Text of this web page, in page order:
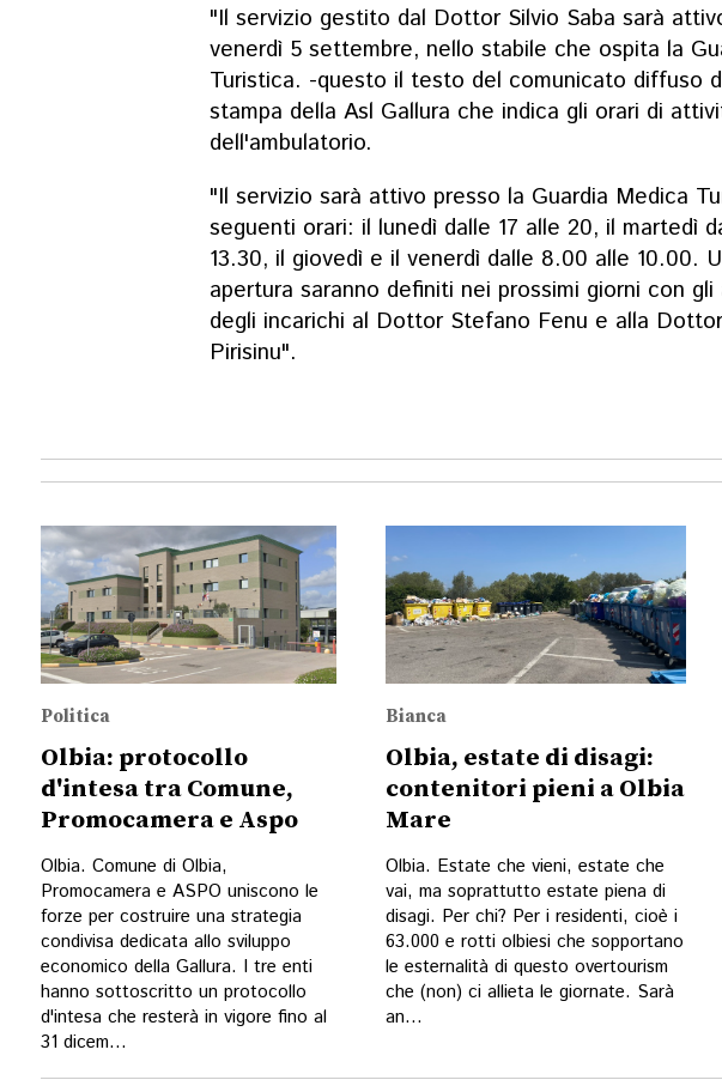
"Il servizio gestito dal Dottor Silvio Saba sarà
venerdì 5 settembre, nello stabile che ospita la
Turistica. -questo il testo del comunicato diffuso
stampa della Asl Gallura che indica gli orari di
dell'ambulatorio.
"Il servizio sarà attivo presso la Guardia Medica
seguenti orari: il lunedì dalle 17 alle 20, il martedì
13.30, il giovedì e il venerdì dalle 8.00 alle 10.00.
apertura saranno definiti nei prossimi giorni con
degli incarichi al Dottor Stefano Fenu e alla
Pirisinu".
Politica
Olbia: protocollo
d'intesa tra Comune,
Promocamera e Aspo
Olbia. Comune di Olbia,
Promocamera e ASPO uniscono le
forze per costruire una strategia
condivisa dedicata allo sviluppo
economico della Gallura. I tre enti
hanno sottoscritto un protocollo
d'intesa che resterà in vigore fino al
31 dicem...
Bianca
Olbia, estate di disagi:
contenitori pieni a Olbia
Mare
Olbia. Estate che vieni, estate che
vai, ma soprattutto estate piena di
disagi. Per chi? Per i residenti, cioè i
63.000 e rotti olbiesi che sopportano
le esternalità di questo overtourism
che (non) ci allieta le giornate. Sarà
an...